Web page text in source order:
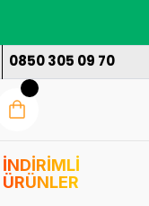
0850 305 09 70
İNDİRİMLİ
ÜRÜNLER